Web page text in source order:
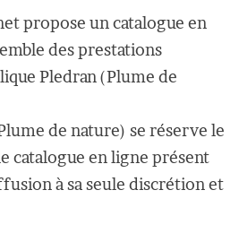
propose un catalogue en
des prestations
Pledran (Plume de
de nature) se réserve le
catalogue en ligne présent
à sa seule discrétion et